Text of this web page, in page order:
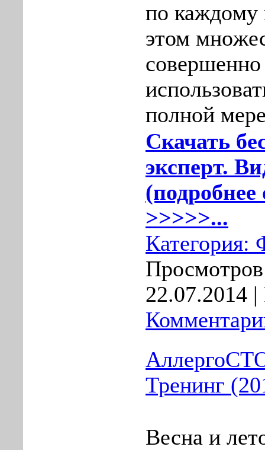
пo
этом
полной
Скачать
эксперт.
(подробнее
>>>>>...
Категория:
22.07.2014 |
Тренинг
Веснa и